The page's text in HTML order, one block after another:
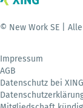
© New Work SE |
Impressum
AGB
Datenschutz bei XING